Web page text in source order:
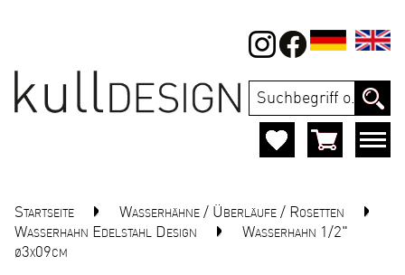
Startseite
Wasserhähne / Überläufe / Rosetten
Wasserhahn Edelstahl Design
Wasserhahn 1/2"
ø3x09cm